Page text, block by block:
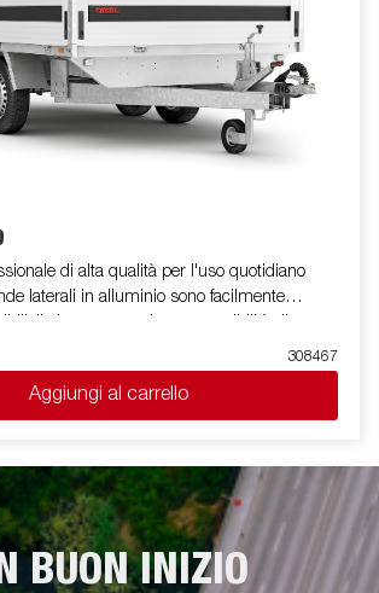
di alta qualità per l'uso quotidiano
laterali in alluminio sono facilmente
il che aumenta le sue possibilità di
da rimorchio cassonato a pianale. I
. E' disponibile una vasta gamma di
308467
Aggiungi al carrello
BUON INIZIO